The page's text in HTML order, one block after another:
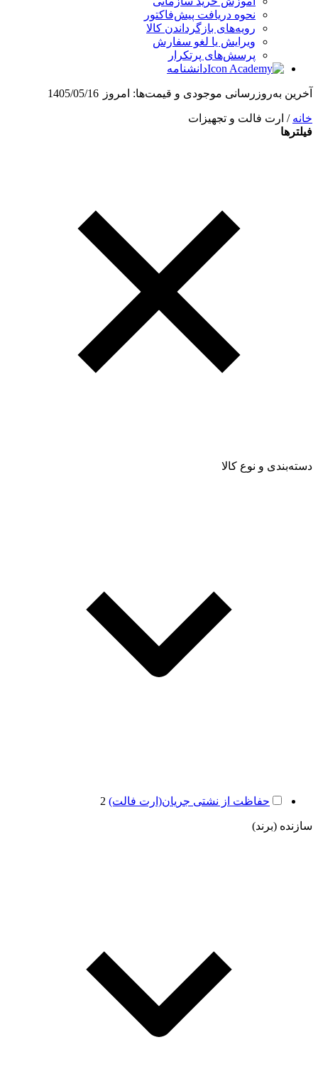
نحوه دریافت پیش‌فاکتور
رویه‌های بازگرداندن کالا
ویرایش یا لغو سفارش
پرسش‌های پرتکرار
دانشنامه
آخرین به‌روزرسانی موجودی و قیمت‌ها: امروز 1405/05/16
خانه / ارت فالت و تجهیزات
فیلترها
دسته‌بندی و نوع کالا
حفاظت از نشتی جریان(ارت فالت) 2
سازنده (برند)